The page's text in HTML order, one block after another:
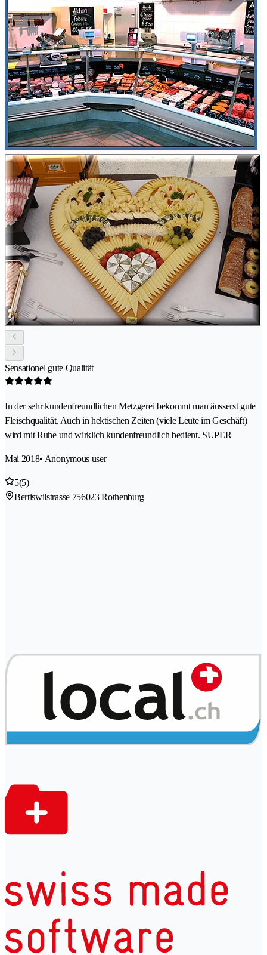
Sensationel gute Qualität
In der sehr kundenfreundlichen Metzgerei bekommt man äusserst gute
Fleischqualität. Auch in hektischen Zeiten (viele Leute im Geschäft)
wird mit Ruhe und wirklich kundenfreundlich bedient. SUPER
Mai 2018• Anonymous user
5(5)
Bertiswilstrasse 756023 Rothenburg